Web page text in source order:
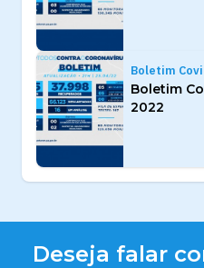
Boletim
Boletim
2022
Deseja falar